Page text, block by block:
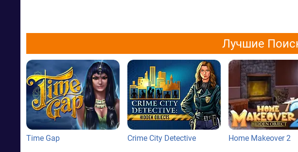
Лучшие
Time Gap Crime City Detective Home Makeover 2